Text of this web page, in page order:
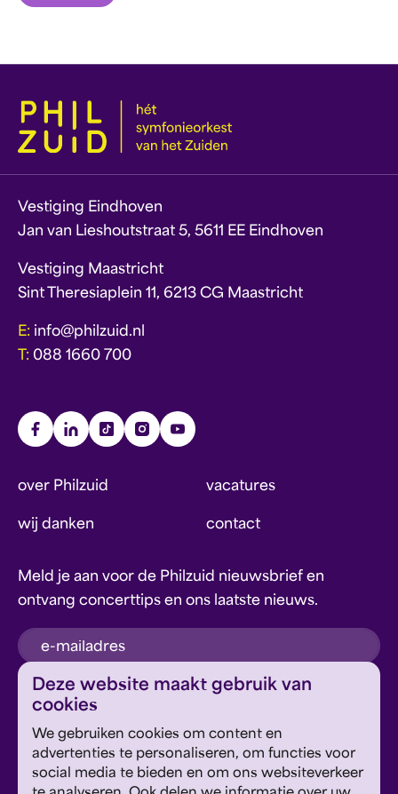
Deze website maakt gebruik van
cookies
We gebruiken cookies om content en
advertenties te personaliseren, om functies voor
social media te bieden en om ons websiteverkeer
Vestiging Eindhoven
Jan van Lieshoutstraat 5, 5611 EE Eindhoven
Vestiging Maastricht
Sint Theresiaplein 11, 6213 CG Maastricht
E: info@philzuid.nl
T: 088 1660 700
over Philzuid vacatures
wij danken contact
Meld je aan voor de Philzuid nieuwsbrief en
ontvang concerttips en ons laatste nieuws.
inschrijven
Google's Privacyverklaring en Servicevoorwaarden
van toepassing.
Geef om Philzuid en steun ons!